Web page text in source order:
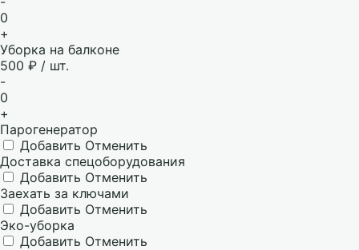
0
+
Уборка на балконе
500 ₽ / шт.
-
0
+
Парогенератор
Добавить Отменить
Доставка спецоборудования
Добавить Отменить
Заехать за ключами
Добавить Отменить
Эко-уборка
Добавить Отменить